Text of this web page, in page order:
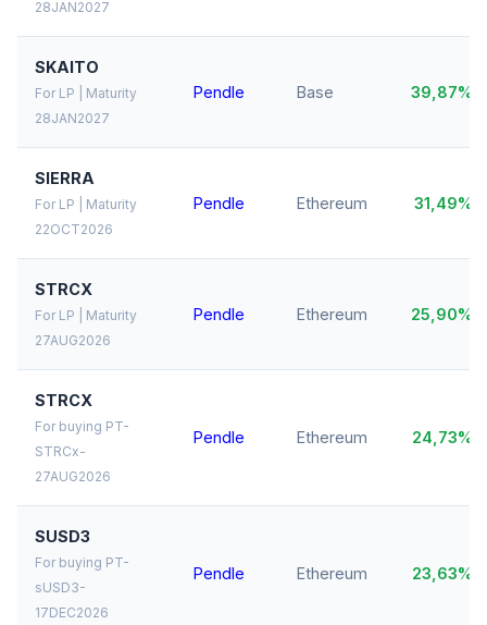
28JAN2027
SKAITO
For LP | Maturity
28JAN2027
Pendle Base 39,87%
SIERRA
For LP | Maturity
22OCT2026
Pendle Ethereum 31,49%
STRCX
For LP | Maturity
27AUG2026
Pendle Ethereum 25,90%
STRCX
For buying PT-
STRCx-
27AUG2026
Pendle Ethereum 24,73%
SUSD3
For buying PT-
sUSD3-
17DEC2026
Pendle Ethereum 23,63%